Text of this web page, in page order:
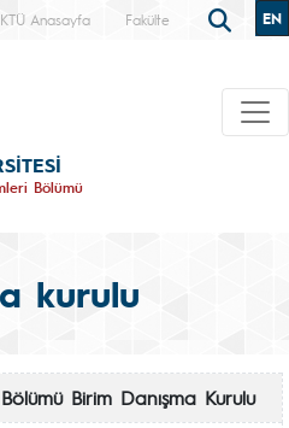
KTÜ Anasayfa Fakülte EN
Bölümü
kurulu
Birim Danışma Kurulu